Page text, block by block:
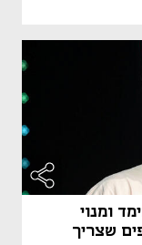
ומנוי
שצריך